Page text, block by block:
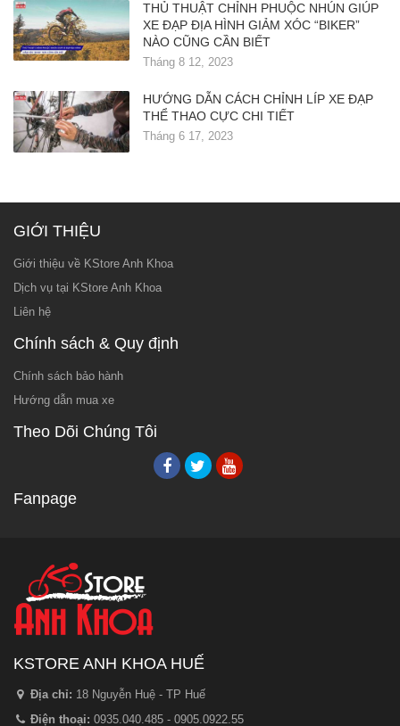
THỦ THUẬT CHỈNH PHUỘC NHÚN GIÚP
XE ĐẠP ĐỊA HÌNH GIẢM XÓC “BIKER”
NÀO CŨNG CẦN BIẾT
Tháng 8 12, 2023
HƯỚNG DẪN CÁCH CHỈNH LÍP XE ĐẠP
THỂ THAO CỰC CHI TIẾT
Tháng 6 17, 2023
GIỚI THIỆU
Giới thiệu về KStore Anh Khoa
Dịch vụ tại KStore Anh Khoa
Liên hệ
Chính sách & Quy định
Chính sách bảo hành
Hướng dẫn mua xe
Theo Dõi Chúng Tôi
Fanpage
KSTORE ANH KHOA HUẾ
Địa chỉ: 18 Nguyễn Huệ - TP Huế
Điện thoại: 0935.040.485 - 0905.0922.55